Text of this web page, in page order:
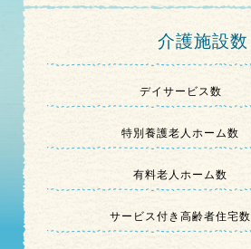
介護施設数
デイサービス数
特別養護老人ホーム数
有料老人ホーム数
サービス付き高齢者住宅数